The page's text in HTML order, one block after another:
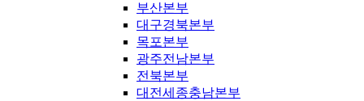
부산본부
대구경북본부
목포본부
광주전남본부
전북본부
대전세종충남본부